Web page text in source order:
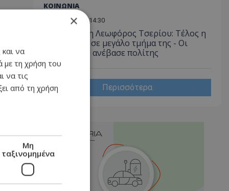
ΚΟΙΝΩΝΙΑ
08.08.2026 - 14:30
Αγνώριστη η Λεωφόρος Τσερίου: Τέλος η
ταλαιπωρία σε μεγάλο τμήμα της - Οι
εικόνες που ανέβασε πολίτης
Περισσότερα
×
και να
με τη χρήση του
να τις
από τη χρήση
Μη
ταξινομημένα